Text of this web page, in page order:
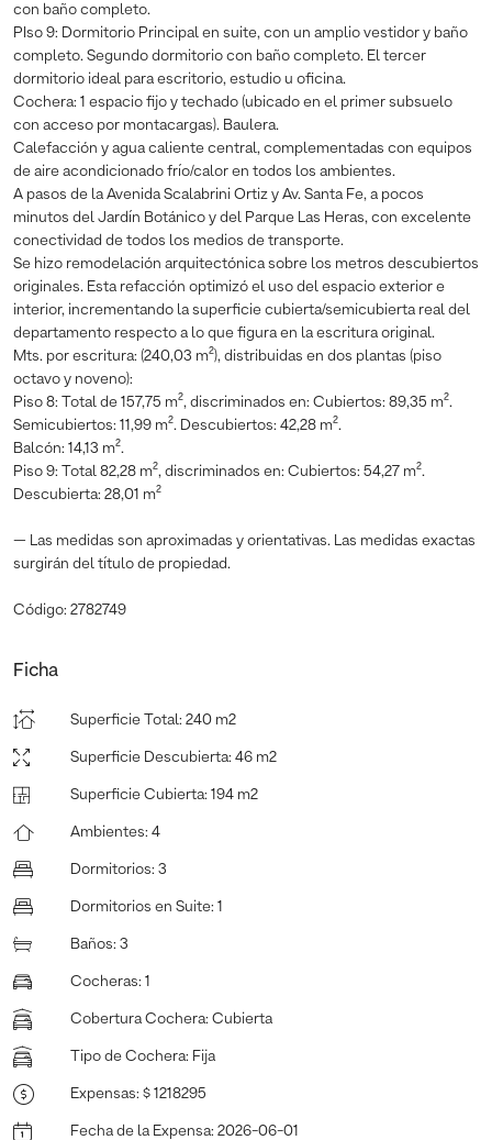
con baño completo.
PIso 9: Dormitorio Principal en suite, con un amplio vestidor y baño
completo. Segundo dormitorio con baño completo. El tercer
dormitorio ideal para escritorio, estudio u oficina.
Cochera: 1 espacio fijo y techado (ubicado en el primer subsuelo
con acceso por montacargas). Baulera.
Calefacción y agua caliente central, complementadas con equipos
de aire acondicionado frío/calor en todos los ambientes.
A pasos de la Avenida Scalabrini Ortiz y Av. Santa Fe, a pocos
minutos del Jardín Botánico y del Parque Las Heras, con excelente
conectividad de todos los medios de transporte.
Se hizo remodelación arquitectónica sobre los metros descubiertos
originales. Esta refacción optimizó el uso del espacio exterior e
interior, incrementando la superficie cubierta/semicubierta real del
departamento respecto a lo que figura en la escritura original.
Mts. por escritura: (240,03 m²), distribuidas en dos plantas (piso
octavo y noveno):
Piso 8: Total de 157,75 m², discriminados en: Cubiertos: 89,35 m².
Semicubiertos: 11,99 m². Descubiertos: 42,28 m².
Balcón: 14,13 m².
Piso 9: Total 82,28 m², discriminados en: Cubiertos: 54,27 m².
Descubierta: 28,01 m²
— Las medidas son aproximadas y orientativas. Las medidas exactas
surgirán del título de propiedad.
Código: 2782749
Ficha
Superficie Total : 240 m2
Superficie Descubierta: 46 m2
Superficie Cubierta: 194 m2
Ambientes: 4
Dormitorios: 3
Dormitorios en Suite: 1
Baños: 3
Cocheras: 1
Cobertura Cochera: Cubierta
Tipo de Cochera: Fija
Expensas: $ 1218295
Fecha de la Expensa: 2026-06-01